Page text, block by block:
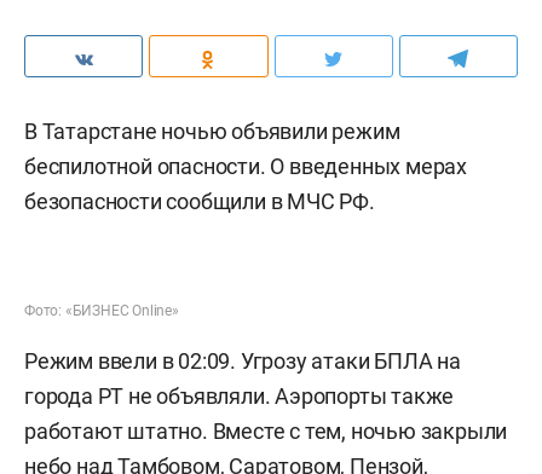
В Татарстане ночью объявили режим
беспилотной опасности. О введенных мерах
безопасности сообщили в МЧС РФ.
Фото: «БИЗНЕС Online»
Режим ввели в 02:09. Угрозу атаки БПЛА на
города РТ не объявляли. Аэропорты также
работают штатно. Вместе с тем, ночью закрыли
небо над Тамбовом, Саратовом, Пензой,